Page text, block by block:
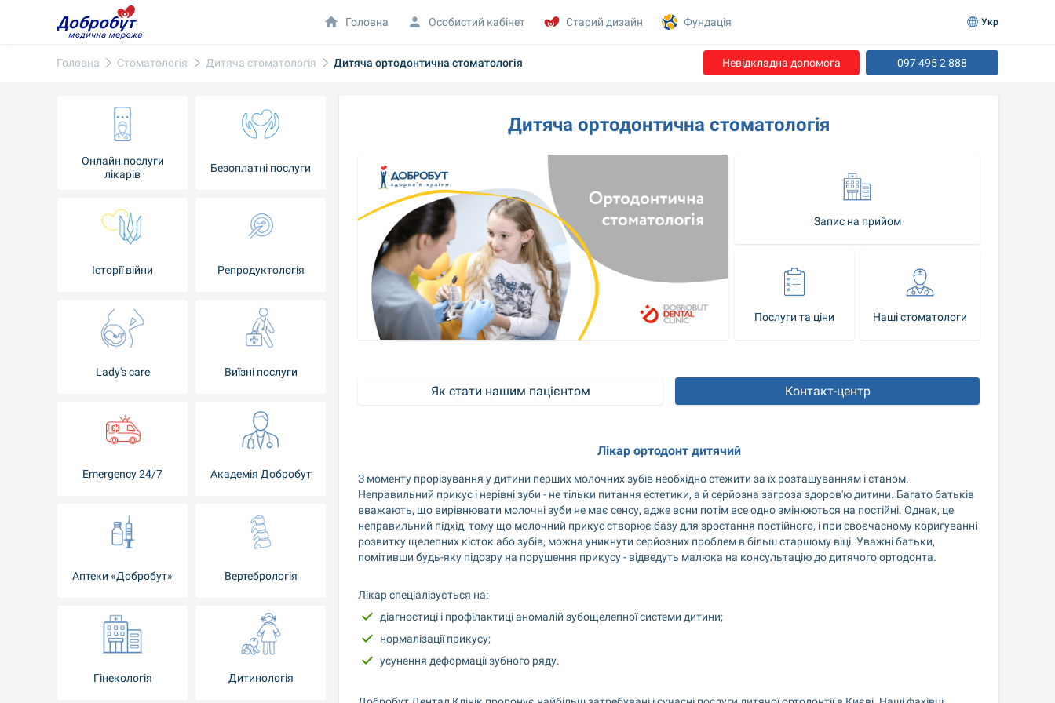
Головна Стоматологія Дитяча стоматологія Дитяча ортодонтична стоматологія Невідкладна допомога 097 495 2 888
Онлайн послуги
лікарів
Безоплатні послуги
Історії війни Репродуктологія
Lady's care Виїзні послуги
Emergency 24/7 Академія Добробут
Аптеки «Добробут» Вертебрологія
Гінекологія Дитинологія
Дитяча ортодонтична стоматологія
Запис на прийом
Послуги та ціни Наші стоматологи
Як стати нашим пацієнтом Контакт-центр
Лікар ортодонт дитячий
З моменту прорізування у дитини перших молочних зубів необхідно стежити за їх розташуванням і станом.
Неправильний прикус і нерівні зуби - не тільки питання естетики, а й серйозна загроза здоров'ю дитини. Багато батьків
вважають, що вирівнювати молочні зуби не має сенсу, адже вони потім все одно змінюються на постійні. Однак, це
неправильний підхід, тому що молочний прикус створює базу для зростання постійного, і при своєчасному коригуванні
розвитку щелепних кісток або зубів, можна уникнути серйозних проблем в більш старшому віці. Уважні батьки,
помітивши будь-яку підозру на порушення прикусу - відведуть малюка на консультацію до дитячого ортодонта.
Лікар спеціалізується на:
діагностиці і профілактиці аномалій зубощелепної системи дитини;
нормалізації прикусу;
усунення деформації зубного ряду.
Головна Особистий кабінет Старий дизайн Фундація Укр